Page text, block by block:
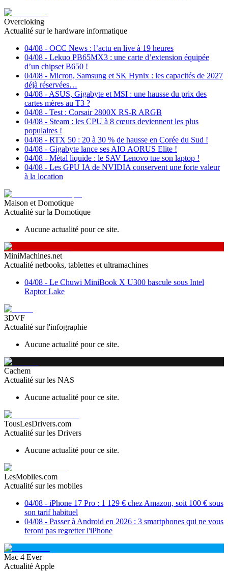
Overcloking
Actualité sur le hardware informatique
04/08 - OCC News : l’actu en live à 19 heures
04/08 - Lekuo PB65MX3 : une carte d’extension équipée
d’un chipset B650 !
04/08 - Micron, Samsung et SK Hynix : les capacités de 2027
déjà réservées…
04/08 - ASUS, Gigabyte et MSI : une hausse du prix des
cartes mères au T3 ?
04/08 - Test : Corsair 2800X RS-R ARGB
04/08 - Steam : les CPU à 8 cœurs deviennent les plus
populaires !
04/08 - RTX 50 : 20 à 30 % de hausse en Corée du Sud !
04/08 - Gigabyte lance ses AIO AORUS Elite !
04/08 - Métal liquide : le SAV Lenovo tue son laptop !
04/08 - Les GPU IA de NVIDIA conservent une forte valeur
à la location
Maison et Domotique
Actualité sur la Domotique
Aucune actualité pour ce site.
MiniMachines.net
Actualité netbooks, tablettes et ultramachines
04/08 - Le Chuwi MiniBook X U300 bascule sous Intel
Raptor Lake
3DVF
Actualité sur l'infographie
Aucune actualité pour ce site.
Cachem
Actualité sur les NAS
Aucune actualité pour ce site.
TousLesDrivers.com
Actualité sur les Drivers
Aucune actualité pour ce site.
LesMobiles.com
Actualité sur les mobiles
04/08 - iPhone 17 Pro : 1 129 € chez Amazon, soit 100 € sous
son tarif habituel
04/08 - Passer à Android en 2026 : 3 smartphones qui ne vous
feront pas regretter l'iPhone
Mac 4 Ever
Actualité Apple